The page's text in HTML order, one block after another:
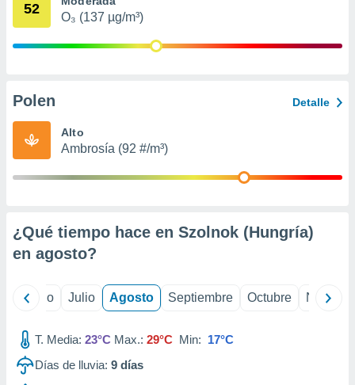
publicidad
de
1199
52
O₃ (137 µg/m³)
Polen Detalle
Alto
Ambrosía (92 #/m³)
¿Qué tiempo hace en Szolnok (Hungría)
en agosto?
Junio Julio Agosto Septiembre Octubre
T. Media: 23°C Max.: 29°C Min: 17°C
Días de lluvia: 9 días